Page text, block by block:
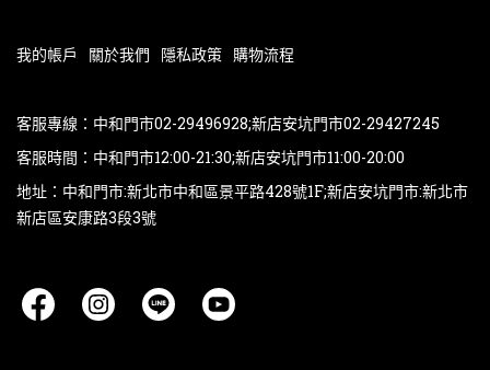
我的帳戶 關於我們 隱私政策 購物流程
客服專線：中和門市02-29496928;新店安坑門市02-29427245
客服時間：中和門市12:00-21:30;新店安坑門市11:00-20:00
地址：中和門市:新北市中和區景平路428號1F;新店安坑門市:新北市
新店區安康路3段3號